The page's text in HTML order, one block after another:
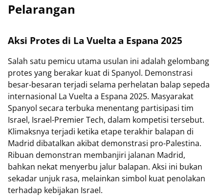
Pelarangan
Aksi Protes di La Vuelta a Espana 2025
Salah satu pemicu utama usulan ini adalah gelombang
protes yang berakar kuat di Spanyol. Demonstrasi
besar-besaran terjadi selama perhelatan balap sepeda
internasional La Vuelta a Espana 2025. Masyarakat
Spanyol secara terbuka menentang partisipasi tim
Israel, Israel-Premier Tech, dalam kompetisi tersebut.
Klimaksnya terjadi ketika etape terakhir balapan di
Madrid dibatalkan akibat demonstrasi pro-Palestina.
Ribuan demonstran membanjiri jalanan Madrid,
bahkan nekat menyerbu jalur balapan. Aksi ini bukan
sekadar unjuk rasa, melainkan simbol kuat penolakan
terhadap kebijakan Israel.